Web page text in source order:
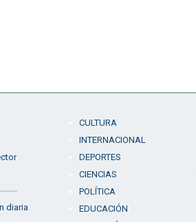
diaria
CULTURA
INTERNACIONAL
DEPORTES
CIENCIAS
POLÍTICA
EDUCACIÓN